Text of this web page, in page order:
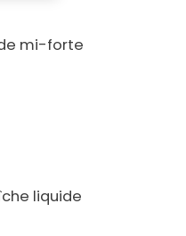
mi-forte
liquide